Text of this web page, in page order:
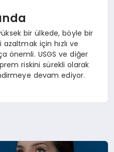
bir ülkede, böyle bir
için hızlı ve
önemli. USGS ve diğer
riskini sürekli olarak
devam ediyor.